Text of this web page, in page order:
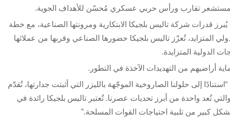
قدرات شركة تاليس بلجيكا الابتكارية ومرونتها الصناعية، مع خطة
2026 و2028. واستجابةً للطلب الدولي المتزايد، تُعزّز تاليس بلجيكا حضورها الصناعي وقربها من عملائها
الدولية المتزايدة.
أراضيهم من التهديدات الآخذة في التطور.
إلى حلولنا الصاروخية الموجّهة بالليزر التي أثبتت جدارتها، تُقدّم
تُعد واحدة من أبرز تحديات عصرنا. تُعتبر تاليس بلجيكا رائدة في
كبير من تلبية احتياجات القوات المسلحة.”